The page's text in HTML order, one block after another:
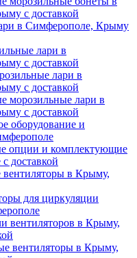
с доставкой
в Симферополе, Крыму
лари в
с доставкой
лари в
с доставкой
морозильные лари в
с доставкой
оборудование и
опции и комплектующие
доставкой
в Крыму,
для циркуляции
вентиляторов в Крыму,
вентиляторы в Крыму,